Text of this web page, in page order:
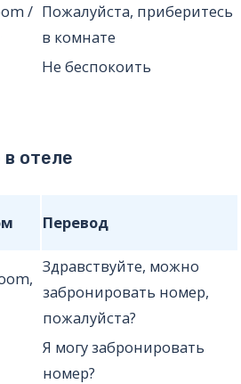
/ Пожалуйста, приберитесь
в комнате
Не беспокоить
отеле
Перевод
Здравствуйте, можно
забронировать номер,
пожалуйста?
Я могу забронировать
номер?